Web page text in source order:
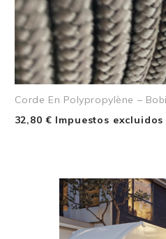
Corde En Polypropylène –
32,80 € Impuestos excluidos